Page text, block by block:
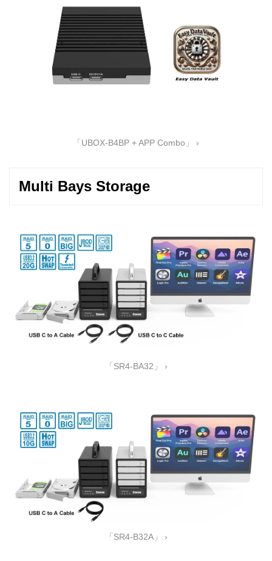
「UBOX-B4BP + APP Combo」 ›
Multi Bays Storage
「SR4-BA32」 ›
「SR4-B32A」 ›